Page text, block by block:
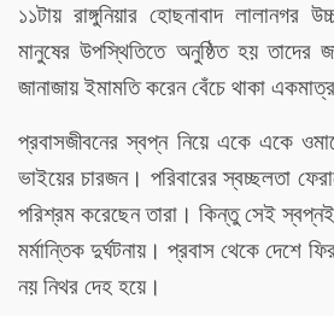
১১টায় রাঙ্গুনিয়ার হোছনাবাদ লালানগর
মানুষের উপস্থিতিতে অনুষ্ঠিত হয় তাদের
জানাজায় ইমামতি করেন বেঁচে থাকা
প্রবাসজীবনের স্বপ্ন নিয়ে একে একে
ভাইয়ের চারজন। পরিবারের স্বচ্ছলতা
পরিশ্রম করেছেন তারা। কিন্তু সেই
মর্মান্তিক দুর্ঘটনায়। প্রবাস থেকে দেশে
নয় নিথর দেহ হয়ে।